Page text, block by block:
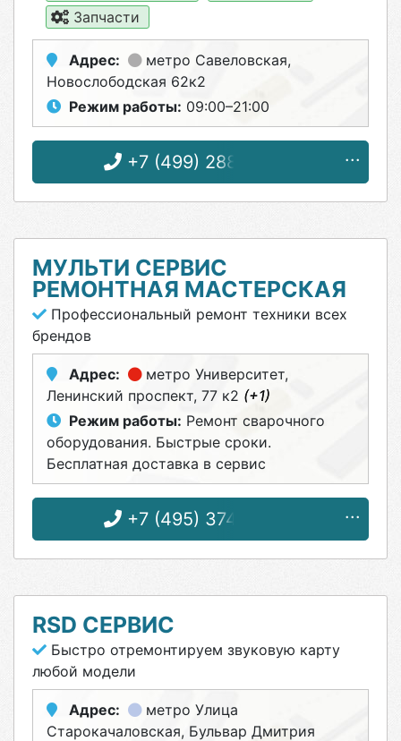
Запчасти
Адрес: метро Савеловская,
Новослободская 62к2
Режим работы: 09:00–21:00
+7 (499) 288-02-90
МУЛЬТИ СЕРВИС
РЕМОНТНАЯ МАСТЕРСКАЯ
Профессиональный ремонт техники всех
брендов
Адрес: метро Университет,
Ленинский проспект, 77 к2 (+1)
Режим работы: Ремонт сварочного
оборудования. Быстрые сроки.
Бесплатная доставка в сервис
+7 (495) 374-53-63
RSD СЕРВИС
Быстро отремонтируем звуковую карту
любой модели
Адрес:
метро Улица
Старокачаловская, Бульвар Дмитрия